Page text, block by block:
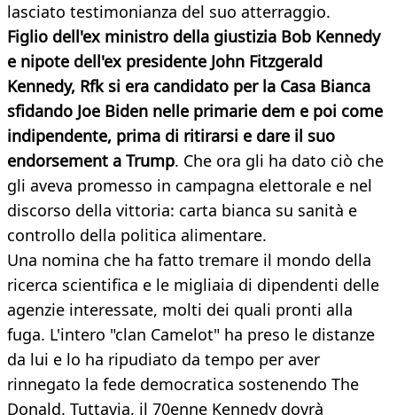
lasciato testimonianza del suo atterraggio.
Figlio dell'ex ministro della giustizia Bob Kennedy
e nipote dell'ex presidente John Fitzgerald
Kennedy, Rfk si era candidato per la Casa Bianca
sfidando Joe Biden nelle primarie dem e poi come
indipendente, prima di ritirarsi e dare il suo
endorsement a Trump. Che ora gli ha dato ciò che
gli aveva promesso in campagna elettorale e nel
discorso della vittoria: carta bianca su sanità e
controllo della politica alimentare.
Una nomina che ha fatto tremare il mondo della
ricerca scientifica e le migliaia di dipendenti delle
agenzie interessate, molti dei quali pronti alla
fuga. L'intero "clan Camelot" ha preso le distanze
da lui e lo ha ripudiato da tempo per aver
rinnegato la fede democratica sostenendo The
Donald. Tuttavia, il 70enne Kennedy dovrà